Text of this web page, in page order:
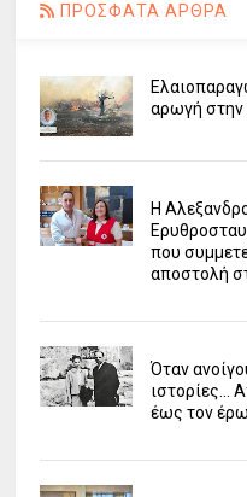
ΠΡΟΣΦΑΤΑ ΑΡΘΡΑ
αρωγή
Η
που
αποστολή
Όταν
ιστορίες...
έως τον